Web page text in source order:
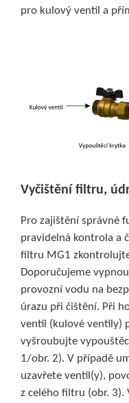
pro kulový ventil a
Vyčištění filtru,
Pro zajištění správné
pravidelná kontrola a
filtru MG1
Doporučujeme
provozní vodu na
úrazu při čištění. Při
ventil (kulové ventily)
vyšroubujte
1/obr. 2). V případě
uzavřete ventil(y),
z celého filtru (obr.